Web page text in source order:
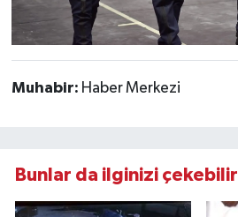
Muhabir: Haber Merkezi
Bunlar da ilginizi çekebilir